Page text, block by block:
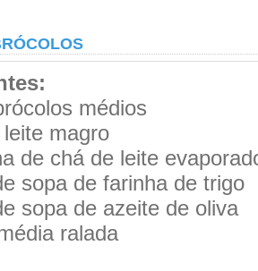
médios
magro
de chá de leite
sopa de farinha de trigo
sopa de azeite de oliva
ralada